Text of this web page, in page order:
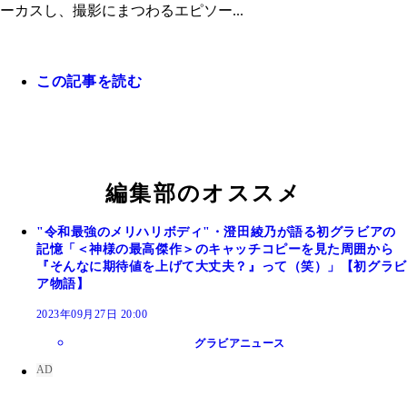
澄田綾乃『週刊プレイボーイ』2023年6号のグラビ
ーカットを収めたデジタル写真集『ミステリアス
影／桑島智輝）より
澄田綾乃デジタル写真集『即バズリ美女、Newスミ
ダ。』撮影／根本好伸 価格／1,100円（税込）
澄田綾乃デジタル写真集『ミステリアス』撮影／
輝 価格／1,100円（税込）
ーカスし、撮影にまつわるエピソー...
この記事を読む
編集部のオススメ
"令和最強のメリハリボディ"・澄田綾乃が語る初グラビアの
記憶「＜神様の最高傑作＞のキャッチコピーを見た周囲から
『そんなに期待値を上げて大丈夫？』って（笑）」【初グラビ
ア物語】
2023年09月27日 20:00
グラビアニュース